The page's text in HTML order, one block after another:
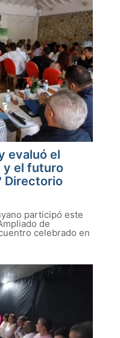
evaluó el
y el futuro
Directorio
participó este
de
celebrado en